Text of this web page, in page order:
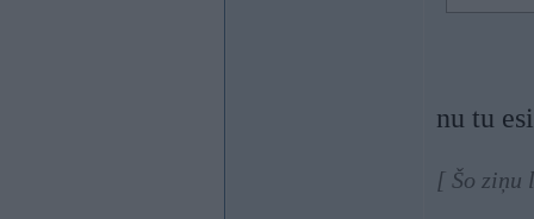
nu tu
[ Šo ziņu